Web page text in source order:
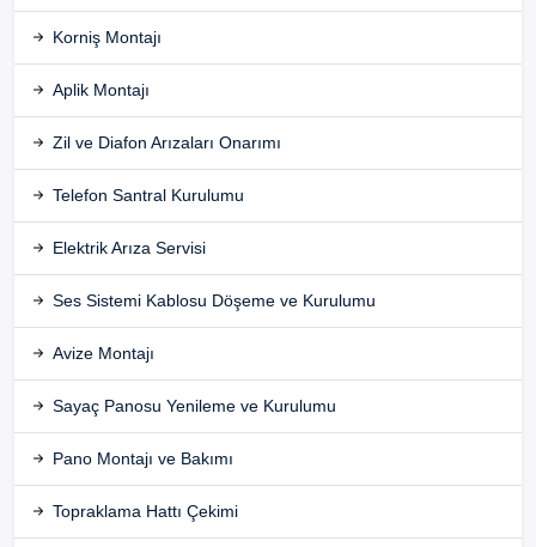
Korniş Montajı
Aplik Montajı
Zil ve Diafon Arızaları Onarımı
Telefon Santral Kurulumu
Elektrik Arıza Servisi
Ses Sistemi Kablosu Döşeme ve Kurulumu
Avize Montajı
Sayaç Panosu Yenileme ve Kurulumu
Pano Montajı ve Bakımı
Topraklama Hattı Çekimi